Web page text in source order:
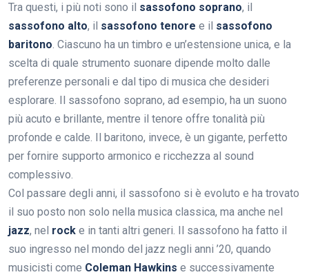
Tra questi, i più noti sono il sassofono soprano, il
sassofono alto, il sassofono tenore e il sassofono
baritono. Ciascuno ha un timbro e un’estensione unica, e la
scelta di quale strumento suonare dipende molto dalle
preferenze personali e dal tipo di musica che desideri
esplorare. Il sassofono soprano, ad esempio, ha un suono
più acuto e brillante, mentre il tenore offre tonalità più
profonde e calde. Il baritono, invece, è un gigante, perfetto
per fornire supporto armonico e ricchezza al sound
complessivo.
Col passare degli anni, il sassofono si è evoluto e ha trovato
il suo posto non solo nella musica classica, ma anche nel
jazz, nel rock e in tanti altri generi. Il sassofono ha fatto il
suo ingresso nel mondo del jazz negli anni ’20, quando
musicisti come Coleman Hawkins e successivamente